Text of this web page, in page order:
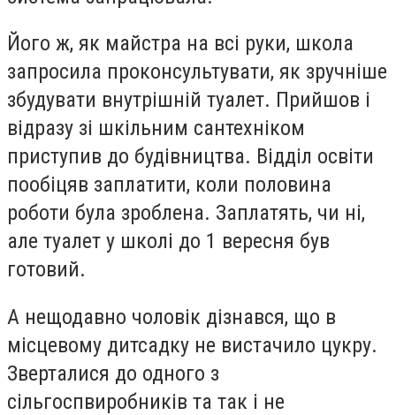
Його ж, як майстра на всі руки, школа
запросила проконсультувати, як зручніше
збудувати внутрішній туалет. Прийшов і
відразу зі шкільним сантехніком
приступив до будівництва. Відділ освіти
пообіцяв заплатити, коли половина
роботи була зроблена. Заплатять, чи ні,
але туалет у школі до 1 вересня був
готовий.
А нещодавно чоловік дізнався, що в
місцевому дитсадку не вистачило цукру.
Зверталися до одного з
сільгоспвиробників та так і не